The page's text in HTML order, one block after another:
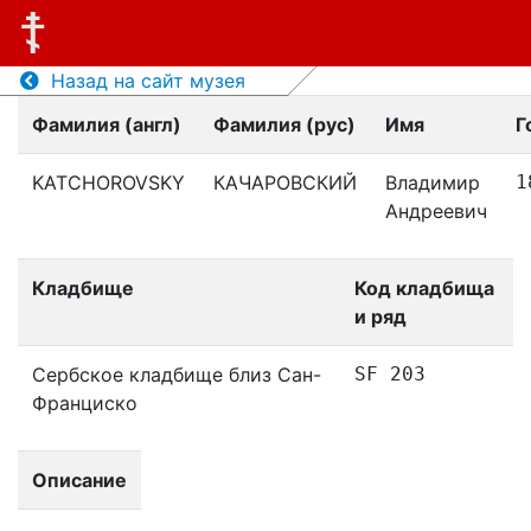
Назад на сайт музея
Фамилия (англ)
Фамилия (рус) Имя
KATCHOROVSKY КАЧАРОВСКИЙ
Владимир
Андреевич
Кладбище
Код кладбища
и ряд
Сербское кладбище близ Сан-
Франциско
SF 203
Описание